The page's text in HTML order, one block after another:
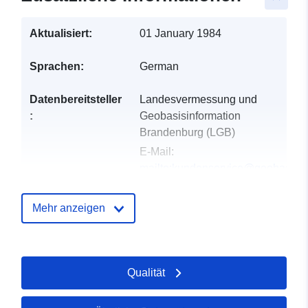
Aktualisiert: 01 January 1984
Sprachen: German
Datenbereitsteller
:
Landesvermessung und
Geobasisinformation
Brandenburg (LGB)
E-Mail:
Verzeichnis der
Aktualisiert auf data.europa.eu:
25 July 2026
Mehr anzeigen
Qualität